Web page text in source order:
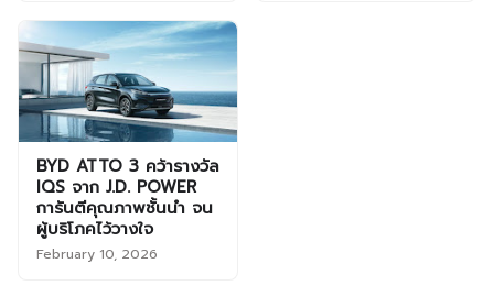
BYD ATTO 3 คว้ารางวัล
IQS จาก J.D. POWER
การันตีคุณภาพชั้นนำ จน
ผู้บริโภคไว้วางใจ
February 10, 2026